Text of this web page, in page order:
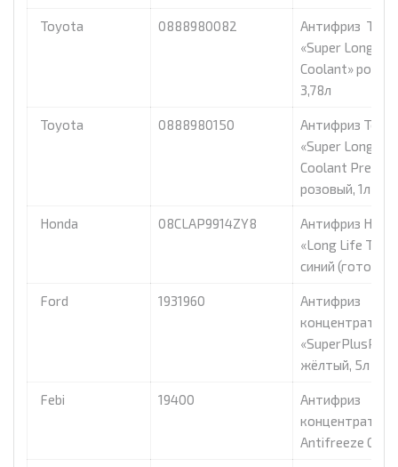
Toyota 0888980082
Антифриз
«Super Long
Coolant»
3,78л
Toyota 0888980150
Антифриз
«Super Long
Coolant Pre-
розовый, 1л
Honda 08CLAP9914ZY8
Антифриз
«Long Life
синий
Ford 1931960
Антифриз
концентрат
жёлтый, 5л
Febi 19400
Антифриз
концентрат
Antifreeze G